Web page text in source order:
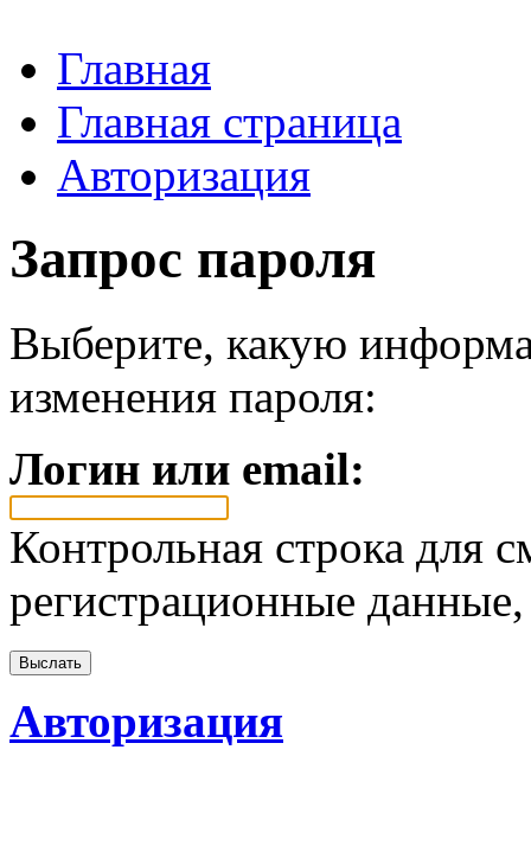
Главная
Главная страница
Авторизация
Запрос пароля
Выберите, какую
изменения пароля:
Логин или email:
Контрольная строка для
регистрационные
Авторизация